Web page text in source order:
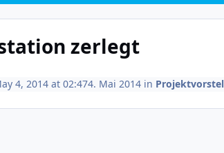
zerlegt
4, 2014 at 02:474. Mai 2014in